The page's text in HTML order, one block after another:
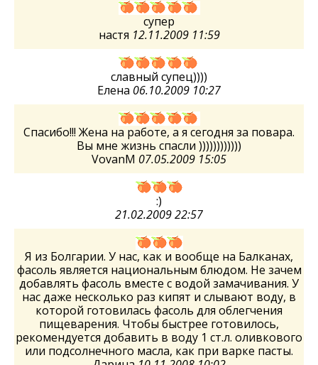
супер
настя 12.11.2009 11:59
славный супец))))
Елена 06.10.2009 10:27
Спасибо!!! Жена на работе, а я сегодня за повара.
Вы мне жизнь спасли ))))))))))))
VovanM 07.05.2009 15:05
:)
21.02.2009 22:57
Я из Болгарии. У нас, как и вообще на Балканах,
фасоль является национальным блюдом. Не зачем
добавлять фасоль вместе с водой замачивания. У
нас даже несколько раз кипят и слывают воду, в
которой готовилась фасоль для облегчения
пищеварения. Чтобы быстрее готовилось,
рекомендуется добавить в воду 1 ст.л. оливкового
или подсолнечного маслa, как при варке пасты.